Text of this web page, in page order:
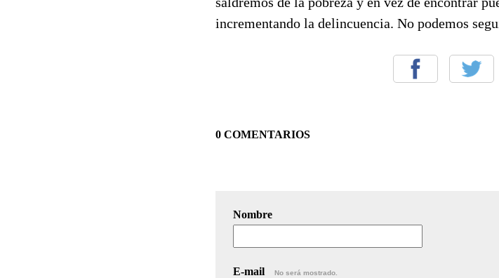
incrementando la delincuencia. No podemos
0 COMENTARIOS
Nombre
E-mail No será mostrado.